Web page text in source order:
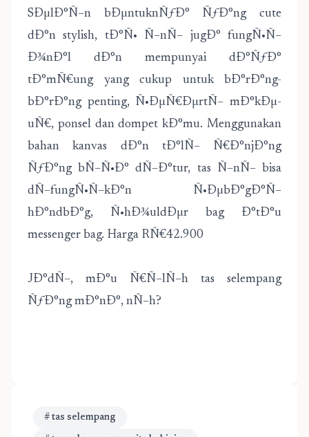
SÐµlÐ°Ñ–n bÐµntuknÑƒÐ° ÑƒÐ°ng cute
dÐ°n stylish, tÐ°Ñ• Ñ–nÑ– jugÐ° fungÑ•Ñ–
Ð¾nÐ°l dÐ°n mempunyai dÐ°ÑƒÐ°
tÐ°mÑ€ung yang cukup untuk bÐ°rÐ°ng-
bÐ°rÐ°ng penting, Ñ•ÐµÑ€ÐµrtÑ– mÐ°kÐµ-
uÑ€, ponsel dan dompet kÐ°mu. Menggunakan
bahan kanvas dÐ°n tÐ°lÑ– Ñ€Ð°njÐ°ng
ÑƒÐ°ng bÑ–Ñ•Ð° dÑ–Ð°tur, tas Ñ–nÑ– bisa
dÑ–fungÑ•Ñ–kÐ°n Ñ•ÐµbÐ°gÐ°Ñ–
hÐ°ndbÐ°g, Ñ•hÐ¾uldÐµr bag Ð°tÐ°u
messenger bag. Harga RÑ€42.900
JÐ°dÑ–, mÐ°u Ñ€Ñ–lÑ–h tas selempang
ÑƒÐ°ng mÐ°nÐ°, nÑ–h?
# tas selempang